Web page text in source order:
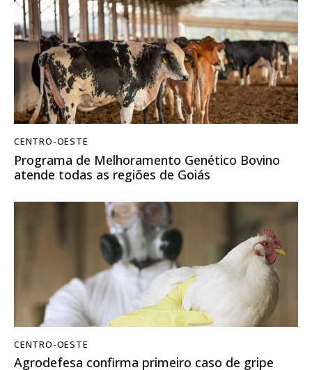
CENTRO-OESTE
Programa de Melhoramento Genético Bovino
atende todas as regiões de Goiás
CENTRO-OESTE
Agrodefesa confirma primeiro caso de gripe